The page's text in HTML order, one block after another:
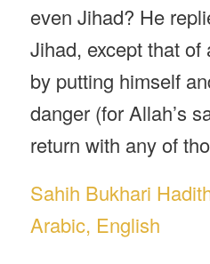
even Jihad? He
Jihad, except that
by putting himself
danger (for Allah’s
return with any of
Sahih Bukhari
Arabic, English